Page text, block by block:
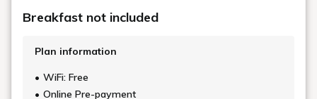
旅客可徒步前往六合國際觀光夜市、南華新興夜市。